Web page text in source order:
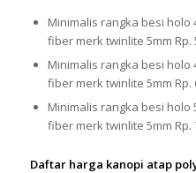
Minimalis rangka besi holo
fiber merk twinlite 5mm Rp.
Minimalis rangka besi holo
fiber merk twinlite 5mm Rp.
Minimalis rangka besi holo
fiber merk twinlite 5mm Rp.
Daftar harga kanopi atap